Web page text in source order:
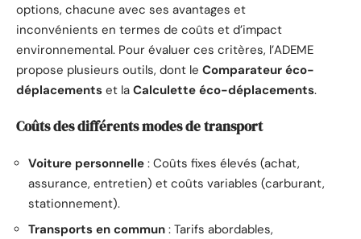
options, chacune avec ses avantages et
inconvénients en termes de coûts et d’impact
environnemental. Pour évaluer ces critères, l’ADEME
propose plusieurs outils, dont le Comparateur éco-
déplacements et la Calculette éco-déplacements.
Coûts des différents modes de transport
Voiture personnelle : Coûts fixes élevés (achat,
assurance, entretien) et coûts variables (carburant,
stationnement).
Transports en commun : Tarifs abordables,